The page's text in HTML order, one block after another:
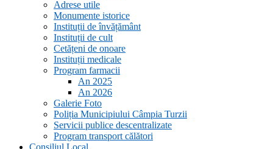
Adrese utile
Monumente istorice
Instituții de învățământ
Instituții de cult
Cetățeni de onoare
Instituții medicale
Program farmacii
An 2025
An 2026
Galerie Foto
Poliția Municipiului Câmpia Turzii
Servicii publice descentralizate
Program transport călători
Consiliul Local